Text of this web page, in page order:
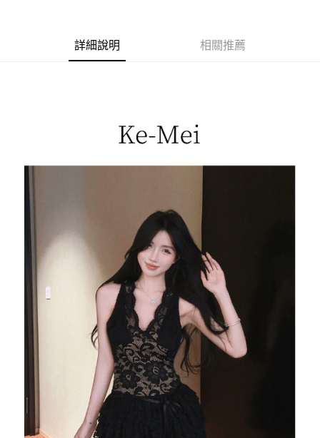
詳細說明 相關推薦